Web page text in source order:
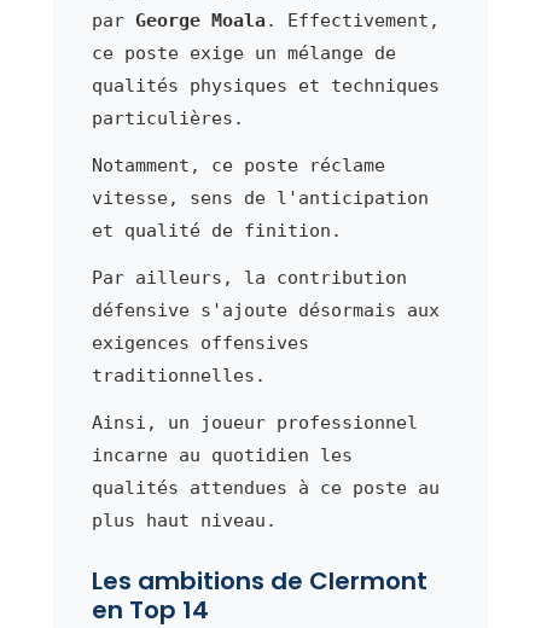
par George Moala . Effectivement,
ce poste exige un mélange de
qualités physiques et techniques
particulières.
Notamment, ce poste réclame
vitesse, sens de l'anticipation
et qualité de finition.
Par ailleurs, la contribution
défensive s'ajoute désormais aux
exigences offensives
traditionnelles.
Ainsi, un joueur professionnel
incarne au quotidien les
qualités attendues à ce poste au
plus haut niveau.
Les ambitions de Clermont
en Top 14